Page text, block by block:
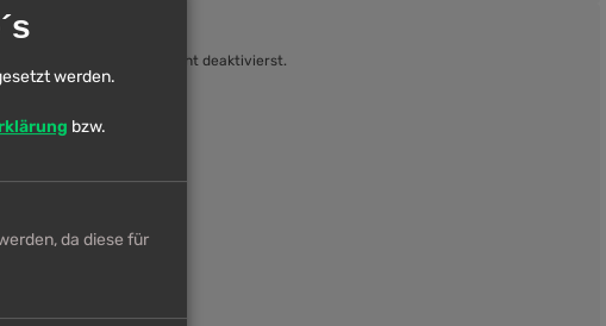
durchsuchen“ unten nicht deaktivierst.
werden.
bzw.
da diese für